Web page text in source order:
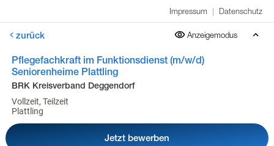
Impressum | Datenschutz
zurück Anzeigemodus
Pflegefachkraft im Funktionsdienst (m/w/d)
Seniorenheime Plattling
BRK Kreisverband Deggendorf
Vollzeit, Teilzeit
Plattling
Jetzt bewerben